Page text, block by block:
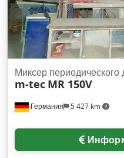
Германия 5 427 km
Миксер периодического
m-tec MR 150V